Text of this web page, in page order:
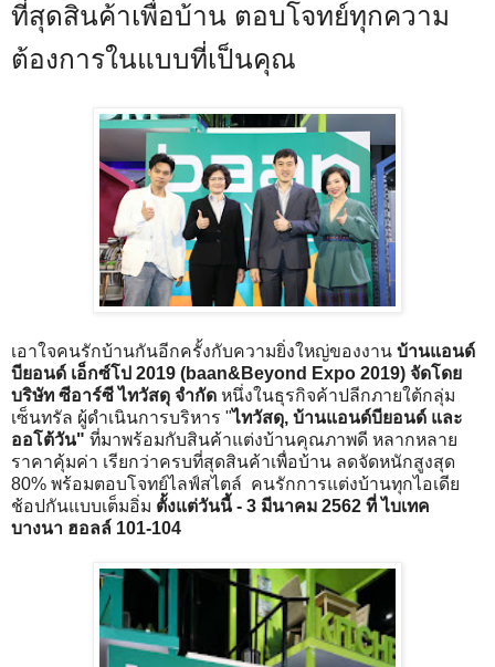
ที่สุดสินค้าเพื่อบ้าน ตอบโจทย์ทุกความ
ต้องการในแบบที่เป็นคุณ
เอาใจคนรักบ้านกันอีกครั้งกับความยิ่งใหญ่ของงาน บ้านแอนด์
บียอนด์ เอ็กซ์โป 2019 (baan&Beyond Expo 2019) จัดโดย
บริษัท ซีอาร์ซี ไทวัสดุ จำกัด หนึ่งในธุรกิจค้าปลีกภายใต้กลุ่ม
เซ็นทรัล ผู้ดำเนินการบริหาร "ไทวัสดุ, บ้านแอนด์บียอนด์ และ
ออโต้วัน" ที่มาพร้อมกับสินค้าแต่งบ้านคุณภาพดี หลากหลาย
ราคาคุ้มค่า เรียกว่าครบที่สุดสินค้าเพื่อบ้าน ลดจัดหนักสูงสุด
80% พร้อมตอบโจทย์ไลฟ์สไตล์ คนรักการแต่งบ้านทุกไอเดีย
ช้อปกันแบบเต็มอิ่ม ตั้งแต่วันนี้ - 3 มีนาคม 2562 ที่ ไบเทค
บางนา ฮอลล์ 101-104